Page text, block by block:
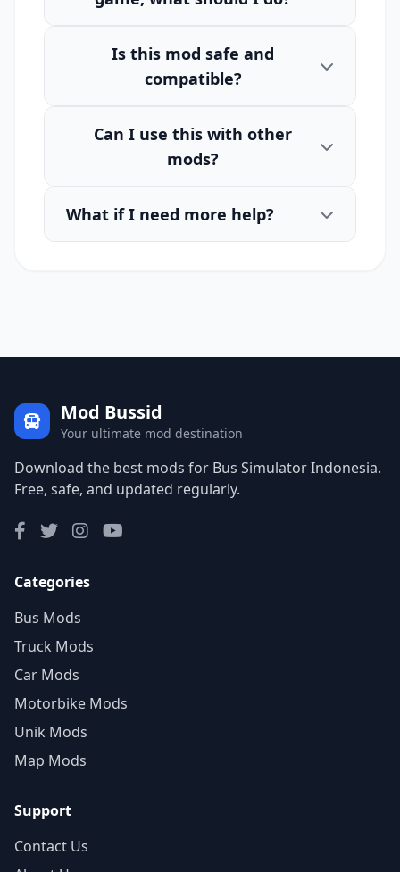
Is this mod safe and
compatible?
Can I use this with other
mods?
What if I need more help?
Mod Bussid
Your ultimate mod destination
Download the best mods for Bus Simulator Indonesia.
Free, safe, and updated regularly.
Categories
Bus Mods
Truck Mods
Car Mods
Motorbike Mods
Unik Mods
Map Mods
Support
Contact Us